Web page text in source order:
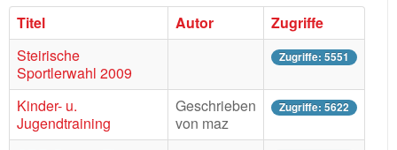
Titel Autor
Zugriffe
Steirische
Sportlerwahl 2009
Zugriffe: 5551
Kinder- u.
Jugendtraining
Geschrieben
von maz
Zugriffe: 5622
Bilder
Links
Termine